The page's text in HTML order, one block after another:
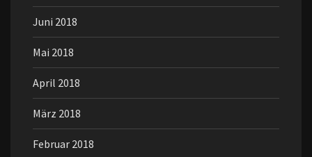
Juni 2018
Mai 2018
April 2018
März 2018
Februar 2018